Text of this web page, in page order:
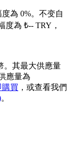
為 0%。不变自
度為 ₺-- TRY，
。其最大供應量
應量為
購買 ，或查看我們
。